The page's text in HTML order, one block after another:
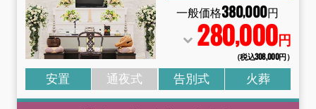
一般価格380,000円
280,000円
（税込308,000円）
安置 通夜式 告別式 火葬